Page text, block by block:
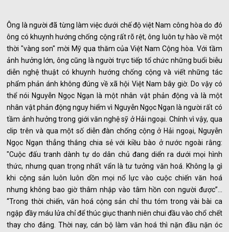
Ông là người đã từng làm việc dưới chế độ việt Nam công hòa do đó
ông có khuynh hướng chống cộng rất rõ rệt, ông luôn tự hào về một
thời "vàng son" mời Mỹ qua thăm của Việt Nam Cộng hòa. Với tầm
ảnh hưởng lớn, ông cũng là người trực tiếp tổ chức những buổi biễu
diễn nghệ thuật có khuynh hướng chống cộng và viết những tác
phẩm phản ánh không đúng về xã hội Việt Nam bây giờ. Do vậy có
thể nói Nguyễn Ngọc Ngạn là một nhân vật phản động và là một
nhân vật phản động nguy hiểm vì Nguyễn Ngọc Ngạn là người rất có
tầm ảnh hưởng trong giới văn nghệ sỹ ở Hải ngoại. Chính vì vậy, qua
clip trên và qua một số diễn đàn chống cộng ở Hải ngoại, Nguyễn
Ngọc Ngạn thẳng thắng chia sẻ với kiều bào ở nước ngoài rằng:
"Cuộc đấu tranh dành tự do dân chủ đang diển ra dưới mọi hình
thức, nhưng quan trọng nhất vẩn là tư tưởng văn hoá. Không lạ gì
khi cộng sản luôn luôn dồn mọi nổ lực vào cuộc chiến văn hoá
nhưng không bao giờ thâm nhập vào tâm hồn con người được”…
“Trong thời chiến, văn hoá cộng sản chỉ thu tóm trong vài bài ca
ngập đầy máu lửa chỉ để thúc giục thanh niên chui đầu vào chổ chết
thay cho đảng. Thời nay, cán bộ làm văn hoá thì nặn đầu nặn óc